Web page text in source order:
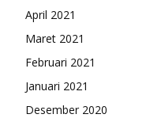
April 2021
Maret 2021
Februari 2021
Januari 2021
Desember 2020